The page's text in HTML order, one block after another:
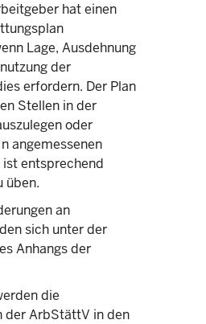
hat einen
Lage, Ausdehnung
der
erfordern. Der Plan
Stellen in der
oder
angemessenen
entsprechend
üben.
an
sich unter der
Anhangs der
die
der ArbStättV in den